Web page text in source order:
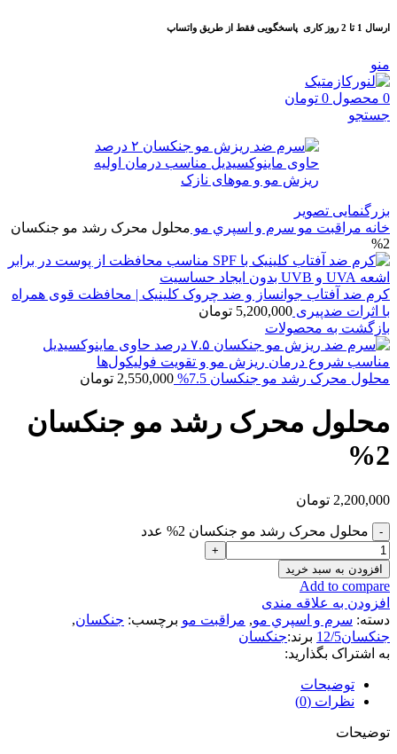
ارسال 1 تا 2 روز کاری پاسخگویی فقط از طریق واتساپ
منو
0 محصول 0 تومان
جستجو
بزرگنمایی تصویر
خانه مراقبت مو سرم و اسپري مو محلول محرک رشد مو جنکسان
2%
کرم ضد آفتاب جوانساز و ضد چروک کلینیک | محافظت قوی همراه
با اثرات ضدپیری 5,200,000 تومان
بازگشت به محصولات
محلول محرک رشد مو جنکسان 7.5% 2,550,000 تومان
محلول محرک رشد مو جنکسان
2%
2,200,000 تومان
محلول محرک رشد مو جنکسان 2% عدد
افزودن به سبد خرید
Add to compare
افزودن به علاقه مندی
دسته: سرم و اسپري مو, مراقبت مو برچسب: جنكسان,
جنكسان12/5
برند:جنکسان
به اشتراک بگذارید:
توضیحات
نظرات (0)
توضیحات